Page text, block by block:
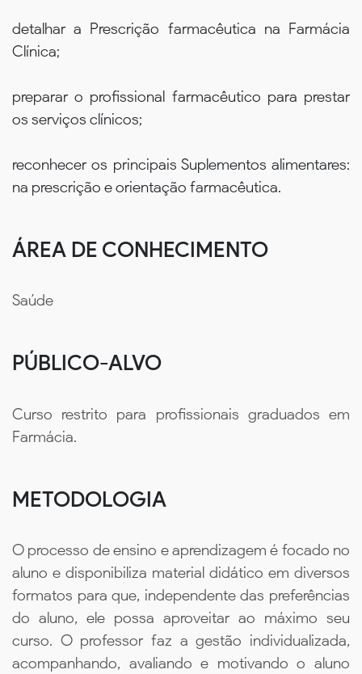
detalhar a Prescrição farmacêutica na Farmácia
Clínica;
preparar o profissional farmacêutico para prestar
os serviços clínicos;
reconhecer os principais Suplementos alimentares:
na prescrição e orientação farmacêutica.
ÁREA DE CONHECIMENTO
Saúde
PÚBLICO-ALVO
Curso restrito para profissionais graduados em
Farmácia.
METODOLOGIA
O processo de ensino e aprendizagem é focado no
aluno e disponibiliza material didático em diversos
formatos para que, independente das preferências
do aluno, ele possa aproveitar ao máximo seu
curso. O professor faz a gestão individualizada,
acompanhando, avaliando e motivando o aluno